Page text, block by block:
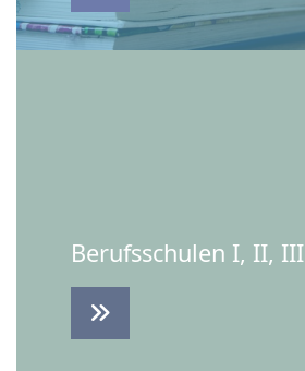
Berufsschulen I, II, III